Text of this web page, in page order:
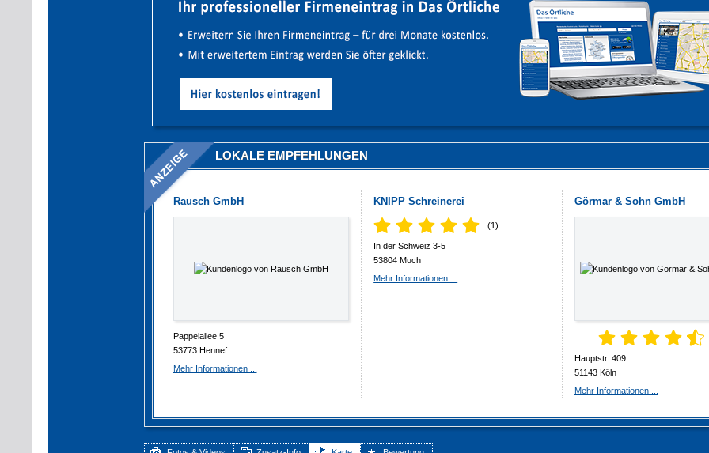
LOKALE EMPFEHLUNGEN
Rausch GmbH
Pappelallee 5
53773 Hennef
Mehr Informationen ...
KNIPP Schreinerei
(1)
In der Schweiz 3-5
53804 Much
Mehr Informationen ...
Görmar & Sohn GmbH
Hauptstr. 409
51143 Köln
Mehr Informationen ...